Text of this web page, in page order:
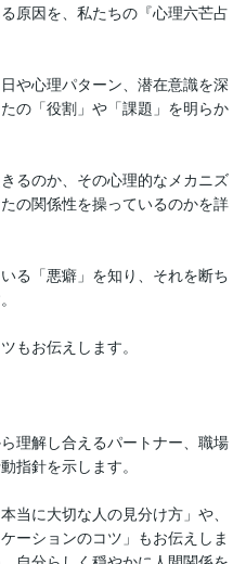
原因を、私たちの『心理六芒占
や心理パターン、潜在意識を深
の「役割」や「課題」を明らか
るのか、その心理的なメカニズ
の関係性を操っているのかを詳
る「悪癖」を知り、それを断ち
もお伝えします。
理解し合えるパートナー、職場
指針を示します。
当に大切な人の見分け方」や、
ーションのコツ」もお伝えしま